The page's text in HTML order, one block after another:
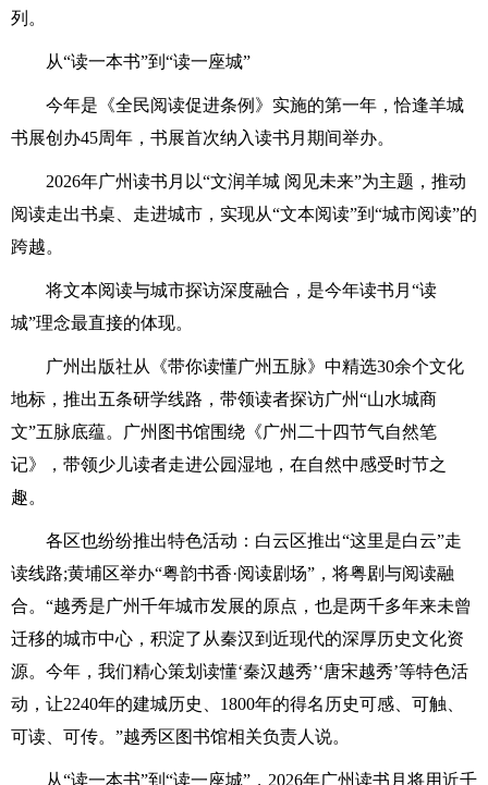
列。
从“读一本书”到“读一座城”
今年是《全民阅读促进条例》实施的第一年，恰逢羊城
书展创办45周年，书展首次纳入读书月期间举办。
2026年广州读书月以“文润羊城 阅见未来”为主题，推动
阅读走出书桌、走进城市，实现从“文本阅读”到“城市阅读”的
跨越。
将文本阅读与城市探访深度融合，是今年读书月“读
城”理念最直接的体现。
广州出版社从《带你读懂广州五脉》中精选30余个文化
地标，推出五条研学线路，带领读者探访广州“山水城商
文”五脉底蕴。广州图书馆围绕《广州二十四节气自然笔
记》，带领少儿读者走进公园湿地，在自然中感受时节之
趣。
各区也纷纷推出特色活动：白云区推出“这里是白云”走
读线路;黄埔区举办“粤韵书香·阅读剧场”，将粤剧与阅读融
合。“越秀是广州千年城市发展的原点，也是两千多年来未曾
迁移的城市中心，积淀了从秦汉到近现代的深厚历史文化资
源。今年，我们精心策划读懂‘秦汉越秀’‘唐宋越秀’等特色活
动，让2240年的建城历史、1800年的得名历史可感、可触、
可读、可传。”越秀区图书馆相关负责人说。
从“读一本书”到“读一座城”，2026年广州读书月将用近千